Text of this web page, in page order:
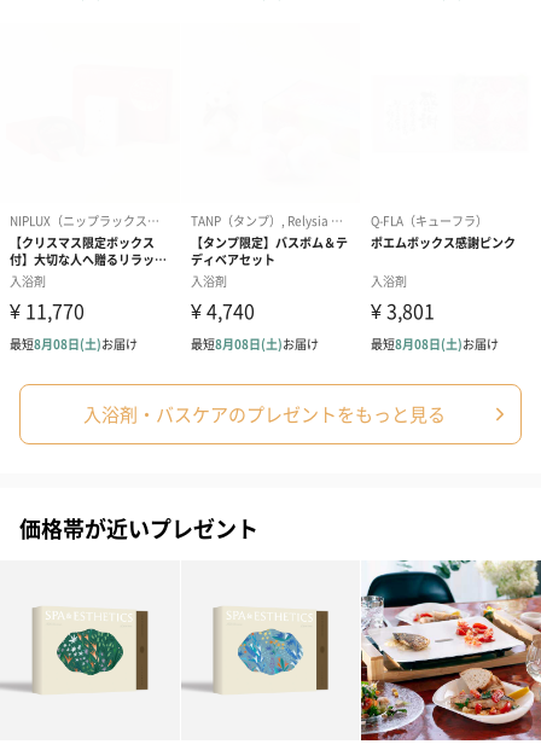
プリザーブドフラワー
ブーケ（ピンク）
プリザーブドフラワー
ブーケ（ブルー）
ク）（1,500円
紅茶・コーヒー・スイーツ
アールグレイティー
フルーツティ
入浴剤・バスケアのプレゼントをもっと見る
価格帯が近いプレゼント